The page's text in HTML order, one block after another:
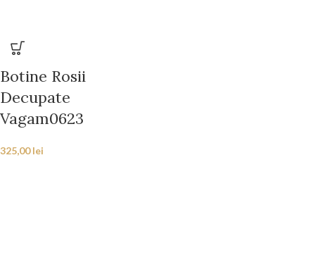
Botine Rosii
Decupate
Vagam0623
325,00lei